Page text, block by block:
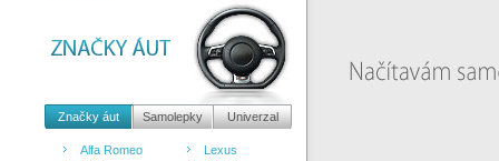
Značky áut Samolepky Univerzal
Alfa Romeo
Lexus